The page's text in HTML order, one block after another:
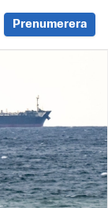
Prenumerera